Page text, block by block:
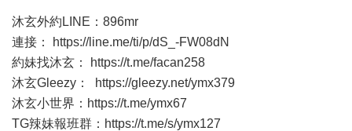
沐玄外約LINE：896mr
連接：
https://line.me/ti/p/dS_-FW08dN
約妹找沐玄：
https://t.me/facan258
沐玄Gleezy：
https://gleezy.net/ymx379
沐玄小世界： https://t.me/ymx67
TG辣妹報班群： https://t.me/s/ymx127